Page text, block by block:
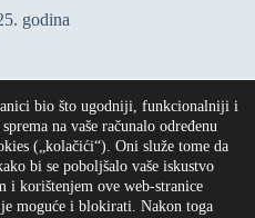
godina
godina
bio što ugodniji, funkcionalniji i
na vaše računalo određenu
(„kolačići“). Oni služe tome da
bi se poboljšalo vaše iskustvo
i korištenjem ove web-stranice
moguće i blokirati. Nakon toga